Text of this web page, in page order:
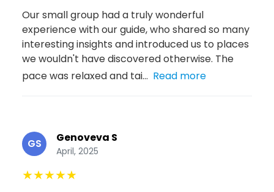
Our small group had a truly wonderful
experience with our guide, who shared so many
interesting insights and introduced us to places
we wouldn't have discovered otherwise. The
pace was relaxed and tai... Read more
GS Genoveva S
April, 2025
★★★★★